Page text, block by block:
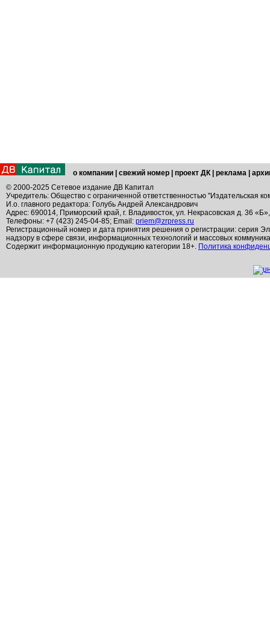
о компании свежий номер проект ДК реклама
© 2000-2025 Сетевое издание ДВ Капитал
Учредитель: Общество с ограниченной ответственностью "Издательская
И.о. главного редактора: Голубь Андрей Александрович
Адрес: 690014, Приморский край, г. Владивосток, ул. Некрасовская д. 36
Телефоны: +7 (423) 245-04-85; Email: priem@zrpress.ru
Регистрационный номер и дата принятия решения о регистрации: серия
надзору в сфере связи, информационных технологий и массовых
Содержит информационную продукцию категории 18+. Политика